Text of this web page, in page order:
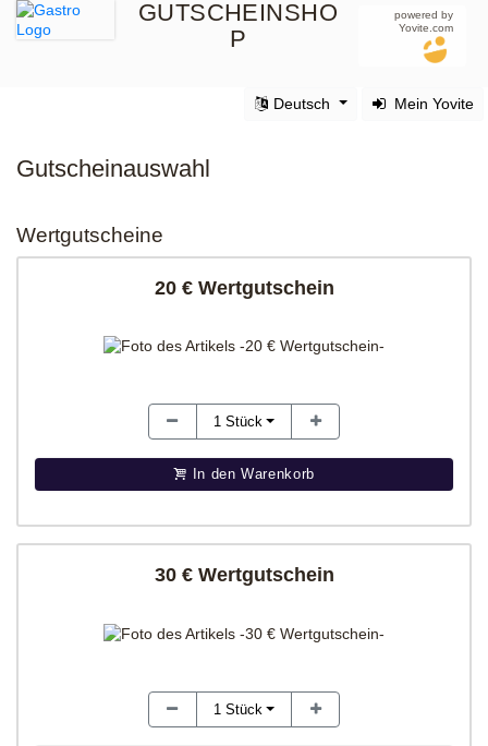
GUTSCHEINSHO
P
powered by
Yovite.com
Mein Yovite
Deutsch
Gutscheinauswahl
Wertgutscheine
20 € Wertgutschein
1 Stück
In den Warenkorb
30 € Wertgutschein
1 Stück